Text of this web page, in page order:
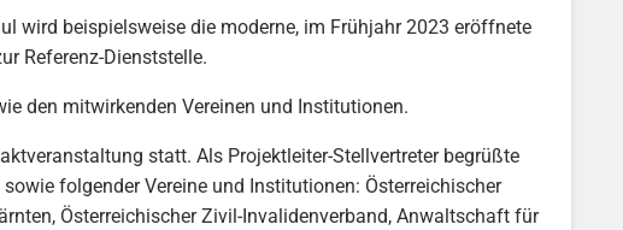
wird beispielsweise die moderne, im Frühjahr 2023 eröffnete
Referenz-Dienststelle.
den mitwirkenden Vereinen und Institutionen.
statt. Als Projektleiter-Stellvertreter begrüßte
folgender Vereine und Institutionen: Österreichischer
Österreichischer Zivil-Invalidenverband, Anwaltschaft für